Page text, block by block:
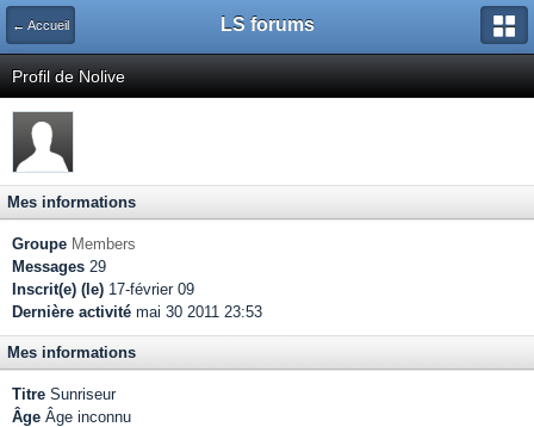
← Accueil LS forums
Profil de Nolive
Mes informations
Groupe Members
Messages 29
Inscrit(e) (le) 17-février 09
Dernière activité mai 30 2011 23:53
Mes informations
Titre Sunriseur
Âge Âge inconnu